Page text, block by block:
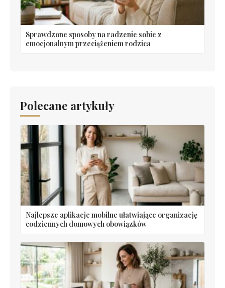
Sprawdzone sposoby na radzenie sobie z
emocjonalnym przeciążeniem rodzica
Polecane artykuły
Najlepsze aplikacje mobilne ułatwiające organizację
codziennych domowych obowiązków